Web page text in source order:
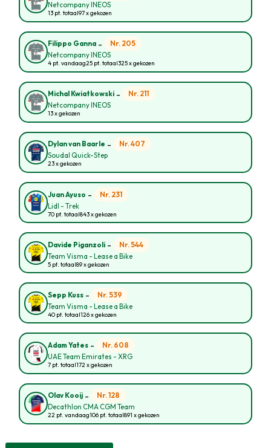
Netcompany INEOS
13 pt. totaal97 x gekozen
Filippo Ganna - Nr. 205
Netcompany INEOS
4 pt. vandaag25 pt. totaal325 x gekozen
Michal Kwiatkowski - Nr. 211
Netcompany INEOS
13 x gekozen
Dylan van Baarle - Nr. 407
Soudal Quick-Step
23 x gekozen
Juan Ayuso - Nr. 231
Lidl - Trek
70 pt. totaal843 x gekozen
Davide Piganzoli - Nr. 544
Team Visma - Lease a Bike
5 pt. totaal89 x gekozen
Sepp Kuss - Nr. 539
Team Visma - Lease a Bike
40 pt. totaal126 x gekozen
Adam Yates - Nr. 608
UAE Team Emirates - XRG
7 pt. totaal172 x gekozen
Olav Kooij - Nr. 128
Decathlon CMA CGM Team
22 pt. vandaag106 pt. totaal891 x gekozen